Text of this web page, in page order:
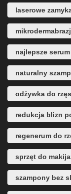
laserowe
najlepsze
naturalny
odżywka do rzęs
redukcja blizn
regenerum do
sprzęt do
szampony bez